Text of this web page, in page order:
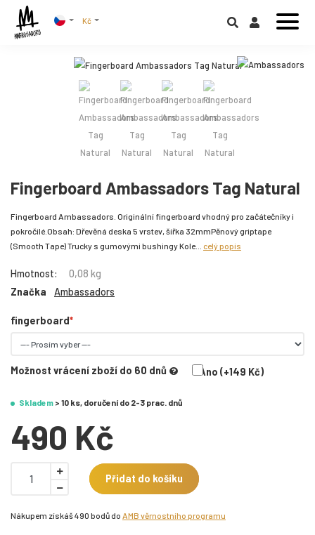
Kč
Fingerboard Ambassadors Tag Natural
Fingerboard Ambassadors. Originální fingerboard vhodný pro začátečníky i
pokročilé.Obsah: Dřevěná deska 5 vrstev, šířka 32mmPěnový griptape
(Smooth Tape) Trucky s gumovými bushingy Kole... celý popis
Hmotnost:
0,08 kg
Značka
Ambassadors
fingerboard
Možnost vrácení zboží do 60 dnů Ano (+149 Kč)
Skladem > 10 ks, doručení do 2-3 prac. dnů
490 Kč
Přidat do košíku
Nákupem získáš 490 bodů do AMB věrnostního programu